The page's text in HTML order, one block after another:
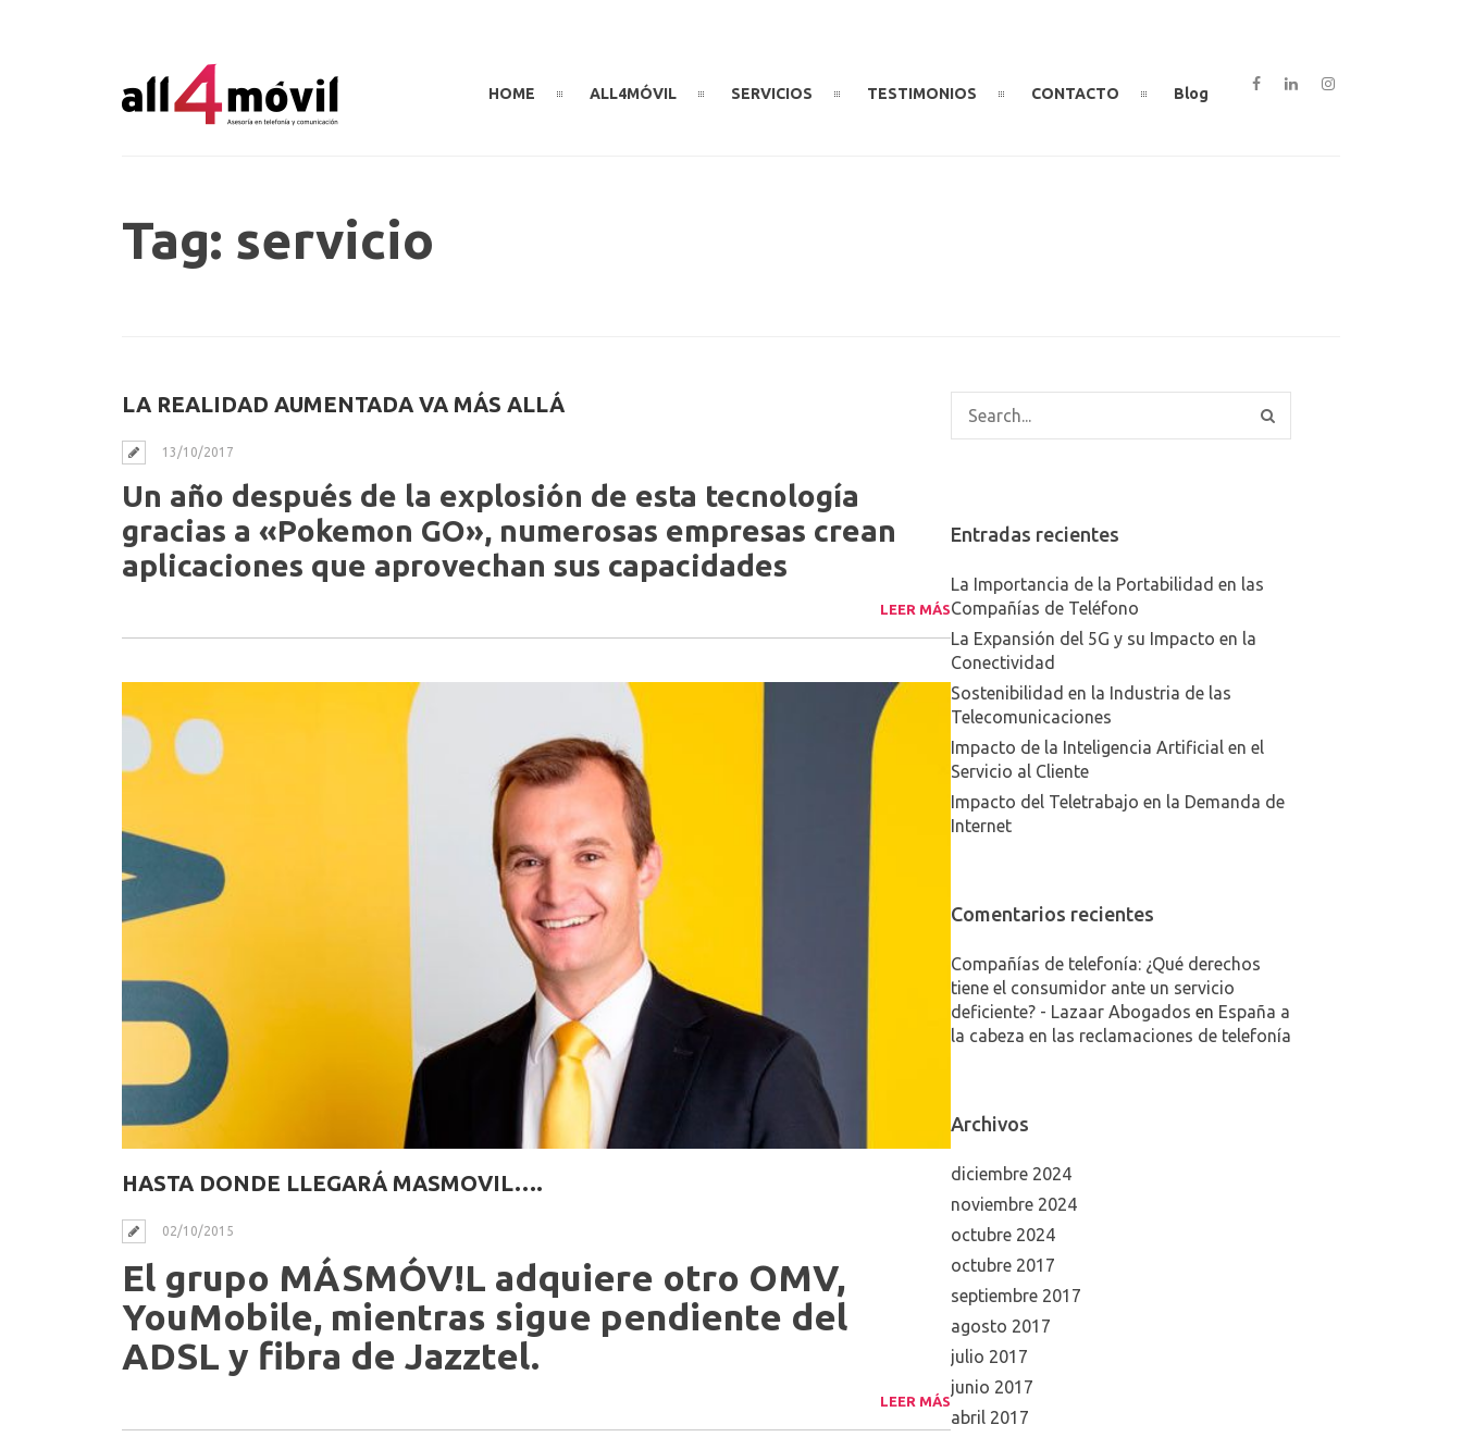
HOME ALL4MÓVIL SERVICIOS TESTIMONIOS CONTACTO Blog
Tag: servicio
LA REALIDAD AUMENTADA VA MÁS ALLÁ
13/10/2017
Un año después de la explosión de esta tecnología
gracias a «Pokemon GO», numerosas empresas crean
aplicaciones que aprovechan sus capacidades
LEER MÁS
HASTA DONDE LLEGARÁ MASMOVIL….
02/10/2015
El grupo MÁSMÓV!L adquiere otro OMV,
YouMobile, mientras sigue pendiente del
ADSL y fibra de Jazztel.
LEER MÁS
Entradas recientes
La Importancia de la Portabilidad en las
Compañías de Teléfono
La Expansión del 5G y su Impacto en la
Conectividad
Sostenibilidad en la Industria de las
Telecomunicaciones
Impacto de la Inteligencia Artificial en el
Servicio al Cliente
Impacto del Teletrabajo en la Demanda de
Internet
Comentarios recientes
Compañías de telefonía: ¿Qué derechos
tiene el consumidor ante un servicio
deficiente? - Lazaar Abogados en España a
la cabeza en las reclamaciones de telefonía
Archivos
diciembre 2024
noviembre 2024
octubre 2024
octubre 2017
septiembre 2017
agosto 2017
julio 2017
junio 2017
abril 2017